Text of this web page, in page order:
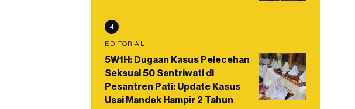
4
EDITORIAL
5W1H: Dugaan Kasus Pelecehan
Seksual 50 Santriwati di
Pesantren Pati: Update Kasus
Usai Mandek Hampir 2 Tahun